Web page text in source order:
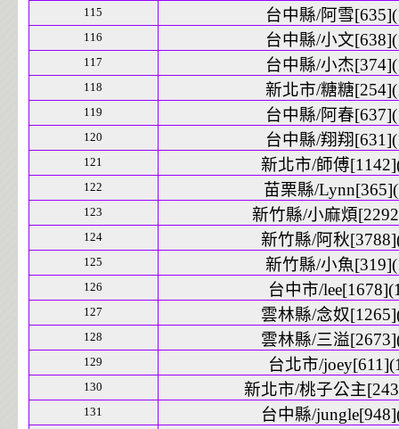
115 台中縣/阿雪
116 台中縣/小文
117 台中縣/小杰
118 新北市/糖糖
119 台中縣/阿春
120 台中縣/翔翔
121 新北市/師傅
122 苗栗縣/
123 新竹縣/小麻煩
124 新竹縣/阿秋
125 新竹縣/小魚
126 台中市/
127 雲林縣/念奴
128 雲林縣/三溢
129 台北市/
130 新北市/桃子公主
131 台中縣/